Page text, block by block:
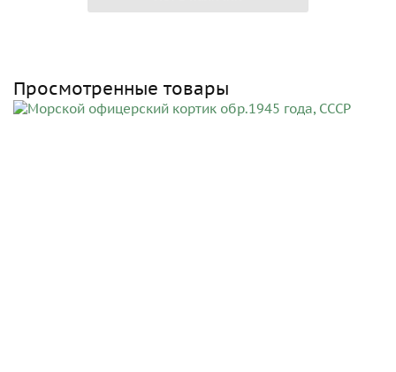
Просмотренные товары